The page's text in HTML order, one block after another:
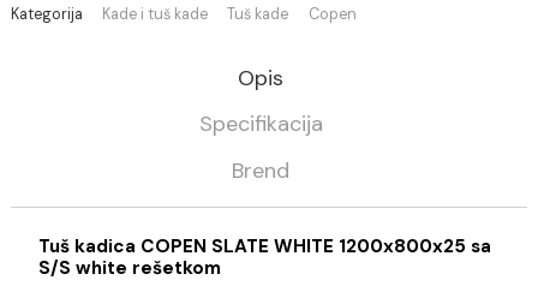
Pri isteku zaliha
DODAJ U KORPU
Kade i tuš kade Tuš kade
Opis
Specifikacija